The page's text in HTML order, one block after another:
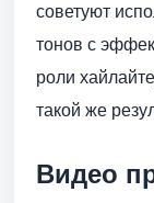
советуют
тонов с
роли
такой же
Видео